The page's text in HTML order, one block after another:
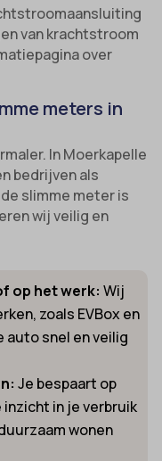
van krachtstroom
over
meters in
In Moerkapelle
bedrijven als
slimme meter is
wij veilig en
op het werk: Wij
zoals EVBox en
auto snel en veilig
Je bespaart op
in je verbruik
wonen